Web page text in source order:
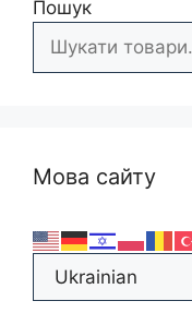
Пошук
Мова сайту